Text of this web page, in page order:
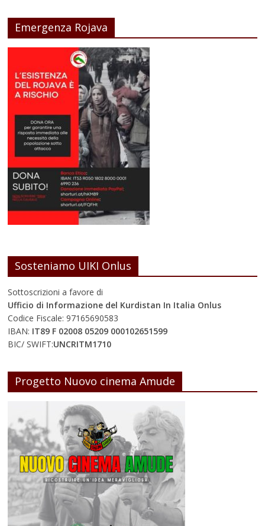
Emergenza Rojava
Sosteniamo UIKI Onlus
Sottoscrizioni a favore di
Ufficio di Informazione del Kurdistan In Italia Onlus
Codice Fiscale: 97165690583
IBAN: IT89 F 02008 05209 000102651599
BIC/ SWIFT:UNCRITM1710
Progetto Nuovo cinema Amude